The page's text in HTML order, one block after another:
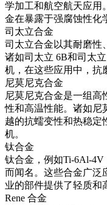
学加工和航空航天应用
金在暴露于强腐蚀性化
司太立合金
司太立合金 以其耐磨性
诸如司太立 6B和司太立
机，在这些应用中，抗
尼莫尼克合金
尼莫尼克合金是一组高
性和高温性能。诸如尼
越的抗蠕变性和热稳定
机。
钛合金
钛合金 ，例如Ti-6Al-4V
而闻名。这些合金广泛
业的部件提供了轻质和
Rene 合金